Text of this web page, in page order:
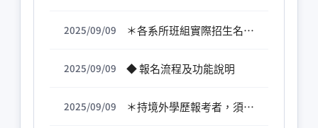
2025/09/09 ＊各系所班組實際招生名額以教育部核定為準＊
2025/09/09 ◆ 報名流程及功能說明
2025/09/09 ＊持境外學歷報考者，須於報名時繳交學歷證明影本、成績單正本掃描及「內政部移民署核發之【入出境紀錄】(須涵蓋國外學歷修業起迄期間，申請人如係外國人或僑民免附)」。 請上傳【入出境紀錄證明書】，請勿提供【入出國日期證明書】＊